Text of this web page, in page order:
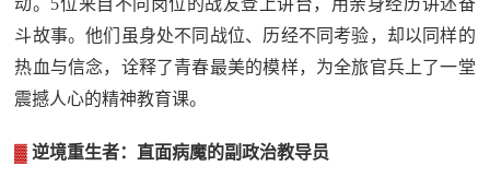
法
规
防
知
国
全
动。5位来自不同岗位的战友登上讲台，用亲身经历讲述奋
斗故事。他们虽身处不同战位、历经不同考验，却以同样的
热血与信念，诠释了青春最美的模样，为全旅官兵上了一堂
震撼人心的精神教育课。
▓逆境重生者：直面病魔的副政治教导员